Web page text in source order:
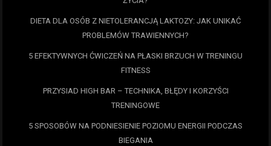
DIETA DLA OSÓB Z NIETOLERANCJĄ LAKTOZY: JAK UNIKAĆ
PROBLEMÓW TRAWIENNYCH?
5 EFEKTYWNYCH ĆWICZEŃ NA PŁASKI BRZUCH W TRENINGU
FITNESS
PRZYSIAD HIGH BAR – TECHNIKA, BŁĘDY I KORZYŚCI
TRENINGOWE
5 SPOSOBÓW NA PODNIESIENIE POZIOMU ENERGII PODCZAS
BIEGANIA